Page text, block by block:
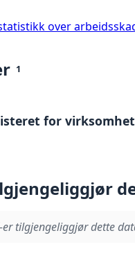
over
1
for
tilgjengeliggjør dette